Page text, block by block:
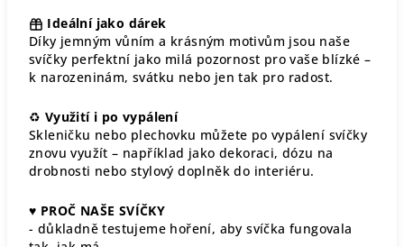
Ideální jako dárek
Díky jemným vůním a krásným motivům jsou naše
svíčky perfektní jako milá pozornost pro vaše blízké –
k narozeninám, svátku nebo jen tak pro radost.
♻ Využití i po vypálení
Skleničku nebo plechovku můžete po vypálení svíčky
znovu využít – například jako dekoraci, dózu na
drobnosti nebo stylový doplněk do interiéru.
♥ PROČ NAŠE SVÍČKY
- důkladně testujeme hoření, aby svíčka fungovala